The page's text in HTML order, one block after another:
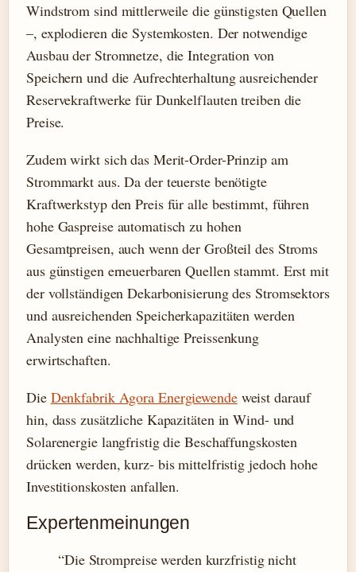
Windstrom sind mittlerweile die günstigsten Quellen
–, explodieren die Systemkosten. Der notwendige
Ausbau der Stromnetze, die Integration von
Speichern und die Aufrechterhaltung ausreichender
Reservekraftwerke für Dunkelflauten treiben die
Preise.
Zudem wirkt sich das Merit-Order-Prinzip am
Strommarkt aus. Da der teuerste benötigte
Kraftwerkstyp den Preis für alle bestimmt, führen
hohe Gaspreise automatisch zu hohen
Gesamtpreisen, auch wenn der Großteil des Stroms
aus günstigen erneuerbaren Quellen stammt. Erst mit
der vollständigen Dekarbonisierung des Stromsektors
und ausreichenden Speicherkapazitäten werden
Analysten eine nachhaltige Preissenkung
erwirtschaften.
Die Denkfabrik Agora Energiewendeweist darauf
hin, dass zusätzliche Kapazitäten in Wind- und
Solarenergie langfristig die Beschaffungskosten
drücken werden, kurz- bis mittelfristig jedoch hohe
Investitionskosten anfallen.
Expertenmeinungen
“Die Strompreise werden kurzfristig nicht